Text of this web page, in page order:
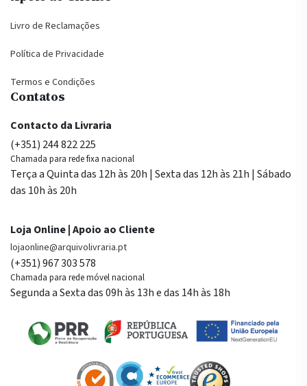
Livro de Reclamações
Política de Privacidade
Termos e Condições
Contatos
Contacto da Livraria
(+351) 244 822 225
Chamada para rede fixa nacional
Terça a Quinta das 12h às 20h | Sexta das 12h às 21h | Sábado
das 10h às 20h
Loja Online | Apoio ao Cliente
lojaonline@arquivolivraria.pt
(+351) 967 303 578
Chamada para rede móvel nacional
Segunda a Sexta das 09h às 13h e das 14h às 18h